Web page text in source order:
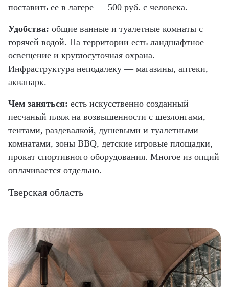
поставить ее в лагере — 500 руб. с человека.
Удобства: общие ванные и туалетные комнаты с
горячей водой. На территории есть ландшафтное
освещение и круглосуточная охрана.
Инфраструктура неподалеку — магазины, аптеки,
аквапарк.
Чем заняться: есть искусственно созданный
песчаный пляж на возвышенности с шезлонгами,
тентами, раздевалкой, душевыми и туалетными
комнатами, зоны BBQ, детские игровые площадки,
прокат спортивного оборудования. Многое из опций
оплачивается отдельно.
Тверская область